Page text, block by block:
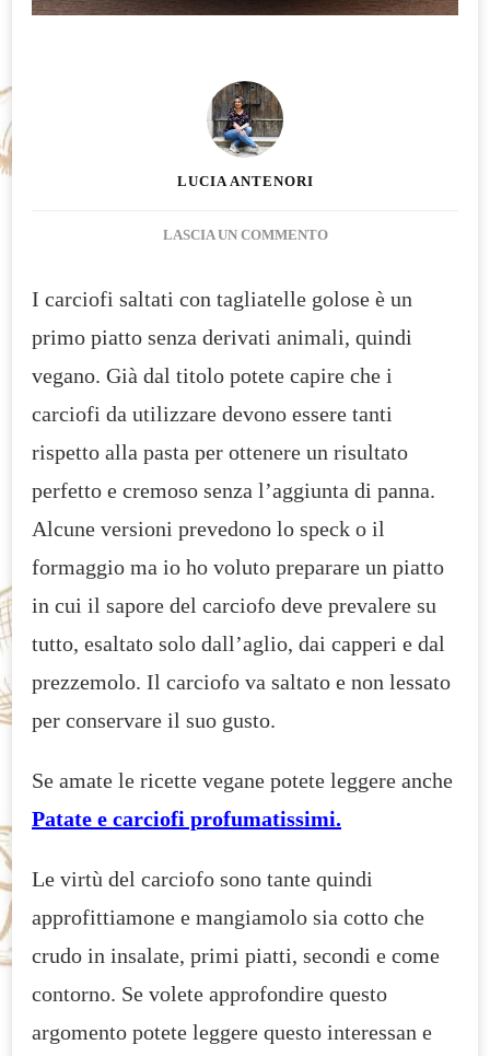
LUCIA ANTENORI
LASCIA UN COMMENTOSU
CON
TAGLIATELLE
I carciofi saltati con tagliatelle golose è un
primo piatto senza derivati animali, quindi
vegano. Già dal titolo potete capire che i
carciofi da utilizzare devono essere tanti
rispetto alla pasta per ottenere un risultato
perfetto e cremoso senza l’aggiunta di panna.
Alcune versioni prevedono lo speck o il
formaggio ma io ho voluto preparare un piatto
in cui il sapore del carciofo deve prevalere su
tutto, esaltato solo dall’aglio, dai capperi e dal
prezzemolo. Il carciofo va saltato e non lessato
per conservare il suo gusto.
Se amate le ricette vegane potete leggere anche
Patate e carciofi profumatissimi.
Le virtù del carciofo sono tante quindi
approfittiamone e mangiamolo sia cotto che
crudo in insalate, primi piatti, secondi e come
contorno. Se volete approfondire questo
argomento potete leggere questo interessan e